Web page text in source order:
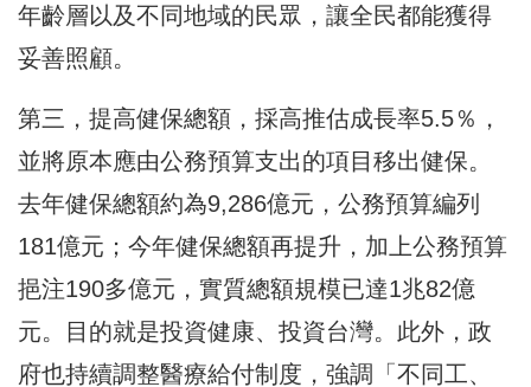
年齡層以及不同地域的民眾，讓全民都能獲得
妥善照顧。
第三，提高健保總額，採高推估成長率5.5％，
並將原本應由公務預算支出的項目移出健保。
去年健保總額約為9,286億元，公務預算編列
181億元；今年健保總額再提升，加上公務預算
挹注190多億元，實質總額規模已達1兆82億
元。目的就是投資健康、投資台灣。此外，政
府也持續調整醫療給付制度，強調「不同工、